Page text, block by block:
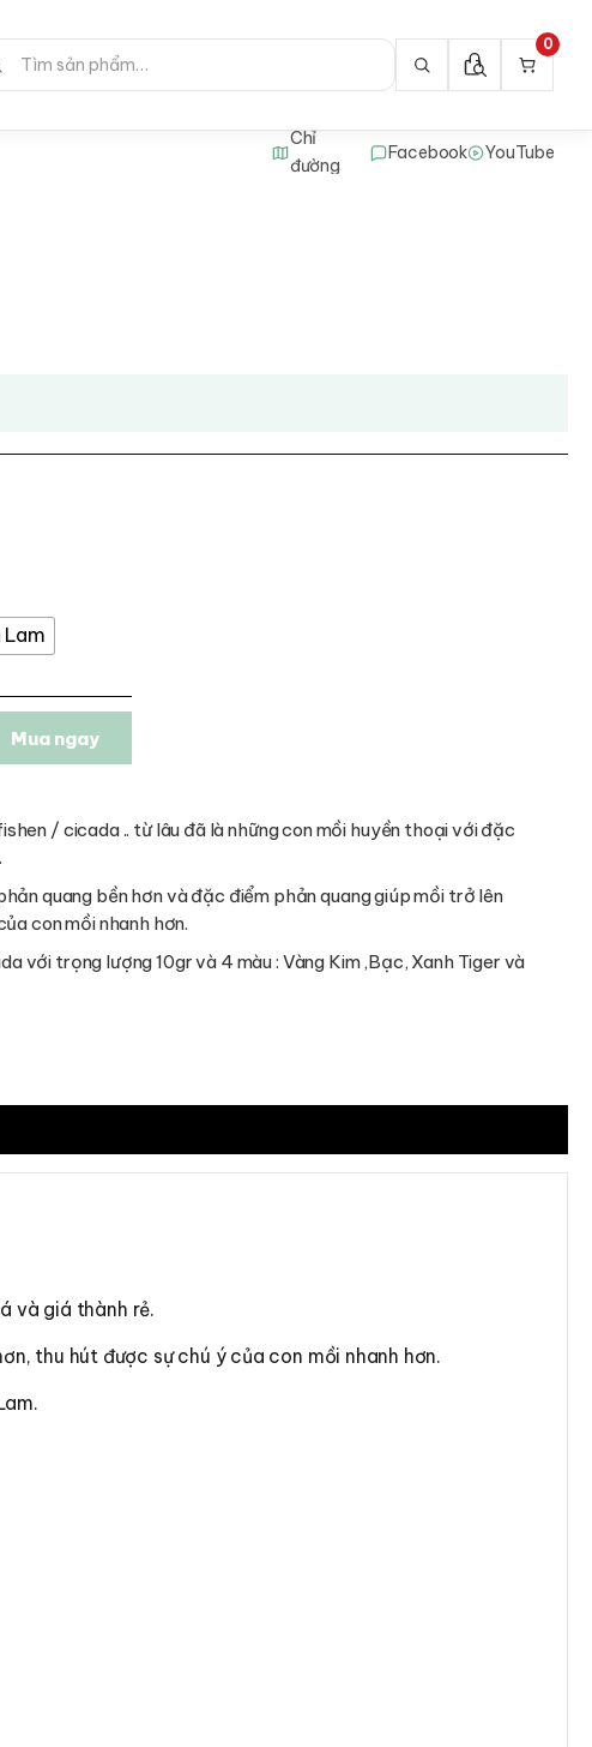
Chỉ
đường
Facebook YouTube
0
Lam
Mua ngay
/ cicada .. từ lâu đã là những con mồi huyền thoại với đặc
quang bền hơn và đặc điểm phản quang giúp mồi trở lên
con mồi nhanh hơn.
với trọng lượng 10gr và 4 màu : Vàng Kim ,Bạc, Xanh Tiger và
và giá thành rẻ.
thu hút được sự chú ý của con mồi nhanh hơn.